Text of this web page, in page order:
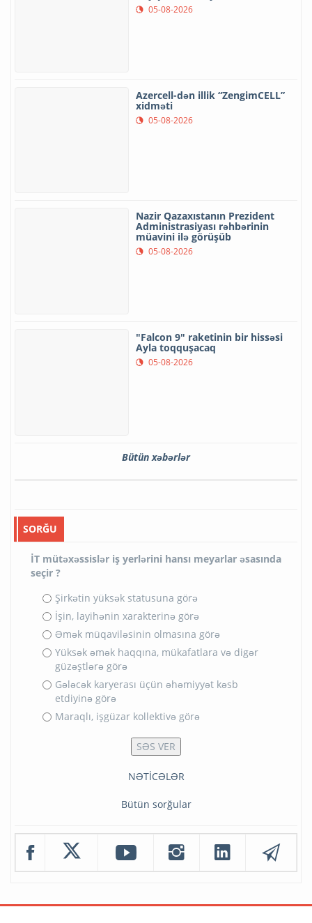
Dəyişikliklər nəyi ehtiva edir?
Azercell-dən illik “ZengimCELL”
xidməti
Nazir Qazaxıstanın Prezident
Administrasiyası rəhbərinin
müavini ilə görüşüb
"Falcon 9" raketinin bir hissəsi
Ayla toqquşacaq
SORĞU
İT mütəxəssislər iş yerlərini hansı meyarlar əsasında
Şirkətin yüksək statusuna görə
İşin, layihənin xarakterinə görə
Əmək müqaviləsinin olmasına görə
Yüksək əmək haqqına, mükafatlara və digər
güzəştlərə görə
Gələcək karyerası üçün əhəmiyyət kəsb
etdiyinə görə